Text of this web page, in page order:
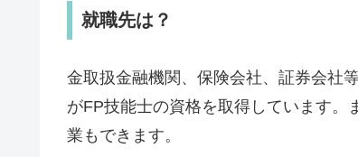
就職先は？
金取扱金融機関、保険会社、証券会社
がFP技能士の資格を取得しています。
業もできます。